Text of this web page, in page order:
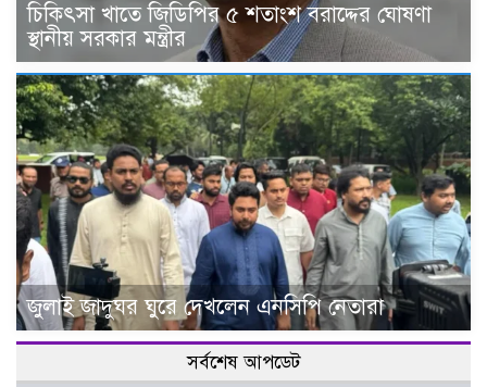
চিকিৎসা খাতে জিডিপির ৫ শতাংশ বরাদ্দের ঘোষণা
স্থানীয় সরকার মন্ত্রীর
জুলাই জাদুঘর ঘুরে দেখলেন এনসিপি নেতারা
সর্বশেষ আপডেট